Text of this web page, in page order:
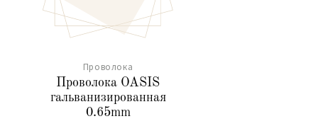
Проволока
Проволока OASIS
гальванизированная
0.65mm